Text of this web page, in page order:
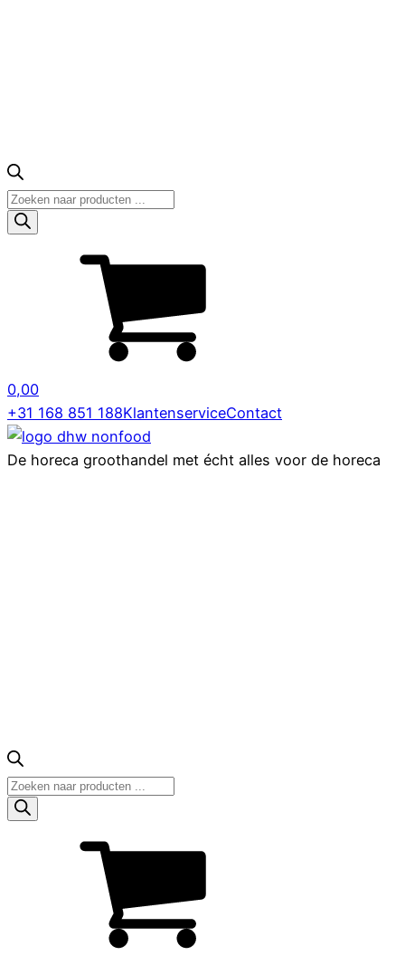
Producten
zoeken
0,00
+31 168 851 188KlantenserviceContact
De horeca groothandel met écht alles voor de horeca
Producten
zoeken